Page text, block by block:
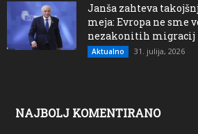
Janša zahteva
meja: Evropa ne sme
nezakonitih migracij
Aktualno 31. julija, 2026
NAJBOLJ KOMENTIRANO